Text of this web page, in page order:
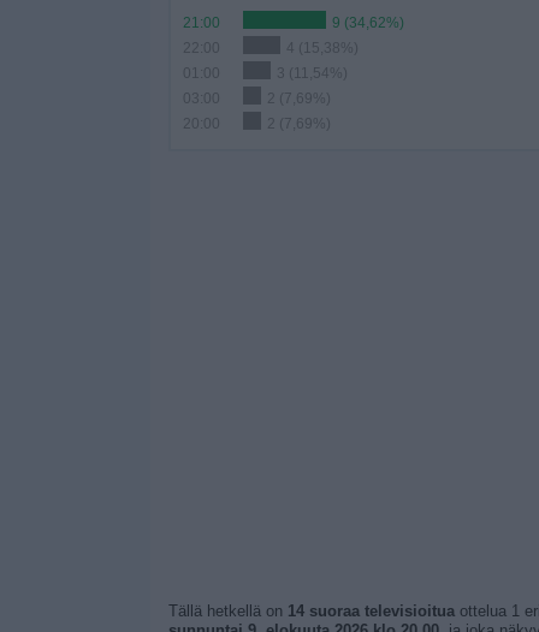
21:00
9 (34,62%)
22:00
4 (15,38%)
3 (11,54%)
03:00
2 (7,69%)
20:00
2 (7,69%)
Tällä hetkellä on 14 suoraa televisioituaottelua 1